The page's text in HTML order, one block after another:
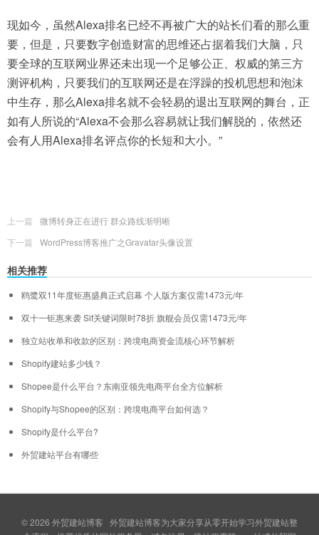
现如今，虽然Alexa排名已经不再被广大的站长们看的那么重
要，但是，只要数字创造财富的思维还占据着我们大脑，只
要全球的互联网业界还未出现一个足够公正、权威的第三方
测评机构，只要我们的互联网还是在浮躁的投机思想和泡沫
中生存，那么Alexa排名就不会轻易的退出互联网的舞台，正
如有人所说的“Alexa不会那么容易就让我们解脱的，依然还
会有人用Alexa排名评点你的长短和大小。”
上一篇
微博转身正在进行 群众路线渐明晰
下一篇
WordPress博客推广之Gravatar头像设置
相关推荐
鸥鹭双11年度钜惠盛典正式启幕 个人版方案仅需1473元/年
双十一钜惠来袭 Sif关键词限时78折 旗舰会员仅需1473元/年
独立站收单和收款的区别：跨境电商资金流核心环节解析
Shopify建站多少钱？
Shopee是什么平台？东南亚领先电商平台全方位解析
Shopify与Shopee的区别：跨境电商平台如何选？
Shopify是什么平台?
外贸建站平台有哪些
© 2026 外贸建站博客 外贸建站博客为大家分享从零开始学习外贸建站整